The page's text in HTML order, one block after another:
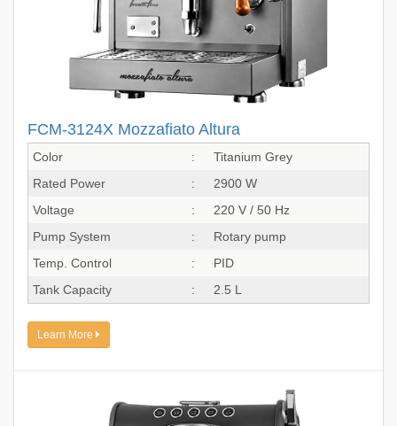
FCM-3124X Mozzafiato Altura
Color :
Titanium Grey
Rated Power
:
2900 W
Voltage
:
220 V / 50 Hz
Pump System
:
Rotary pump
Temp. Control
:
PID
Tank Capacity
: 2.5 L
Learn More